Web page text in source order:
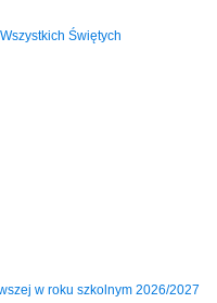
Świętych
w roku szkolnym 2026/2027